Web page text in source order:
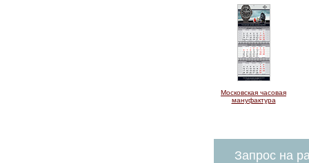
Московская часовая
мануфактура
Запрос на